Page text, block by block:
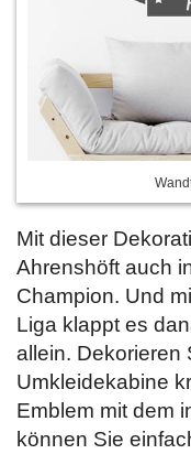
Mit dieser
Ahrenshöft auch
Champion. Und
Liga klappt es
allein. Dekorieren
Umkleidekabine
Emblem mit dem
können Sie